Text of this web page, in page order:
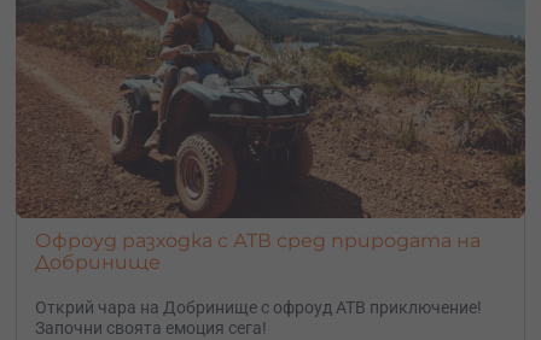
Офроуд разходка с АТВ сред природата на
Добринище
Открий чара на Добринище с офроуд АТВ приключение!
Започни своята емоция сега!